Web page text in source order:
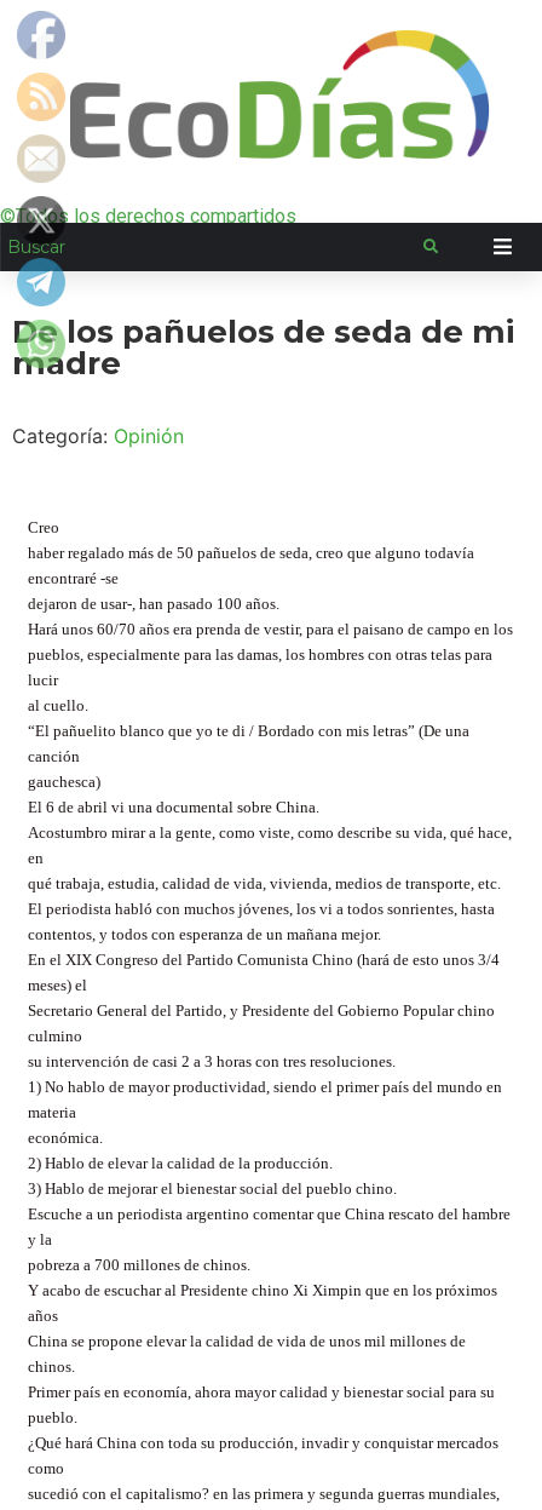
©Todos los derechos compartidos
De los pañuelos de seda de mi
madre
Categoría: Opinión
Creo
haber regalado más de 50 pañuelos de seda, creo que alguno todavía
encontraré -se
dejaron de usar-, han pasado 100 años.
Hará unos 60/70 años era prenda de vestir, para el paisano de campo en los
pueblos, especialmente para las damas, los hombres con otras telas para
lucir
al cuello.
“El pañuelito blanco que yo te di / Bordado con mis letras” (De una
canción
gauchesca)
El 6 de abril vi una documental sobre China.
Acostumbro mirar a la gente, como viste, como describe su vida, qué hace,
en
qué trabaja, estudia, calidad de vida, vivienda, medios de transporte, etc.
El periodista habló con muchos jóvenes, los vi a todos sonrientes, hasta
contentos, y todos con esperanza de un mañana mejor.
En el XIX Congreso del Partido Comunista Chino (hará de esto unos 3/4
meses) el
Secretario General del Partido, y Presidente del Gobierno Popular chino
culmino
su intervención de casi 2 a 3 horas con tres resoluciones.
1) No hablo de mayor productividad, siendo el primer país del mundo en
materia
económica.
2) Hablo de elevar la calidad de la producción.
3) Hablo de mejorar el bienestar social del pueblo chino.
Escuche a un periodista argentino comentar que China rescato del hambre
y la
pobreza a 700 millones de chinos.
Y acabo de escuchar al Presidente chino Xi Ximpin que en los próximos
años
China se propone elevar la calidad de vida de unos mil millones de
chinos.
Primer país en economía, ahora mayor calidad y bienestar social para su
pueblo.
¿Qué hará China con toda su producción, invadir y conquistar mercados
como
sucedió con el capitalismo? en las primera y segunda guerras mundiales,